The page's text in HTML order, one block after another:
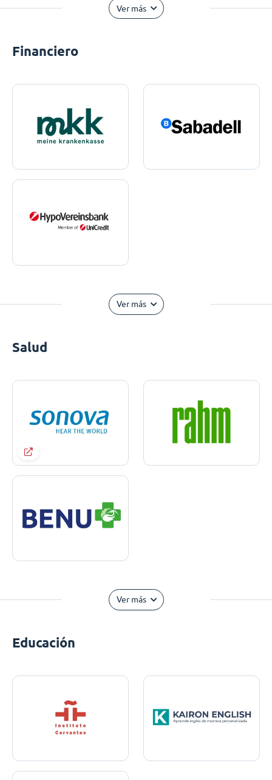
Ver más
Financiero
Ver más
Salud
Ver más
Educación